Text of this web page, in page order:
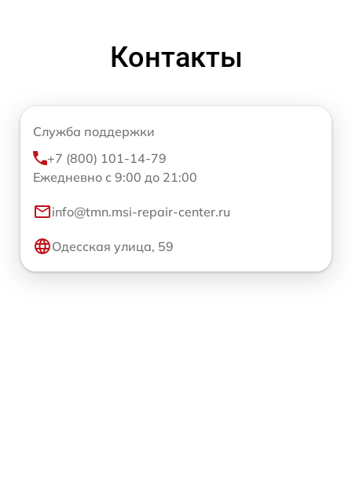
Контакты
Служба поддержки
+7 (800) 101-14-79
Ежедневно с 9:00 до 21:00
info@tmn.msi-repair-center.ru
Одесская улица, 59